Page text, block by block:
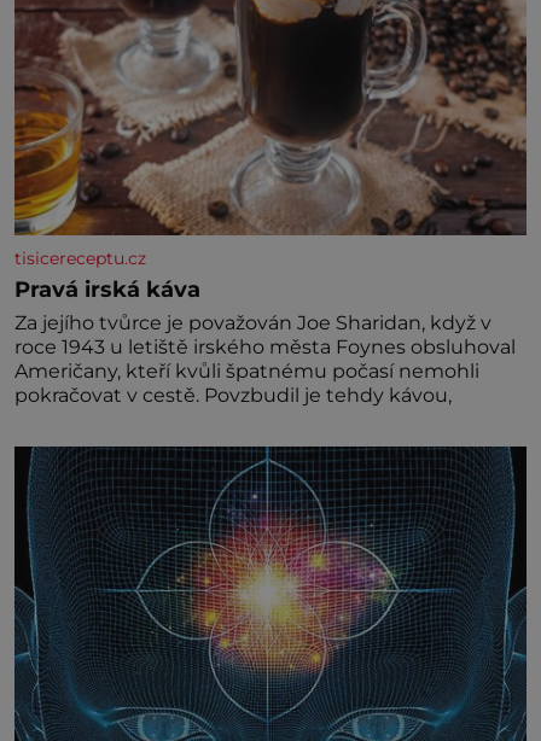
tisicereceptu.cz
Pravá irská káva
Za jejího tvůrce je považován Joe Sharidan, když v
roce 1943 u letiště irského města Foynes obsluhoval
Američany, kteří kvůli špatnému počasí nemohli
pokračovat v cestě. Povzbudil je tehdy kávou,